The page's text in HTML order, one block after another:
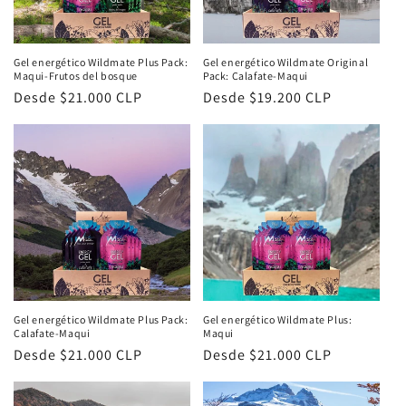
Gel energético Wildmate Plus Pack:
Maqui-Frutos del bosque
Precio
Desde $21.000 CLP
Gel energético Wildmate Original
Pack: Calafate-Maqui
Precio
Desde $19.200 CLP
Gel energético Wildmate Plus Pack:
Calafate-Maqui
Precio
Desde $21.000 CLP
Gel energético Wildmate Plus:
Maqui
Precio
Desde $21.000 CLP